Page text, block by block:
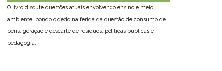
O livro discute questões atuais envolvendo ensino e meio
ambiente, pondo o dedo na ferida da questão de consumo de
bens, geração e descarte de resíduos, políticas públicas e
pedagogia.